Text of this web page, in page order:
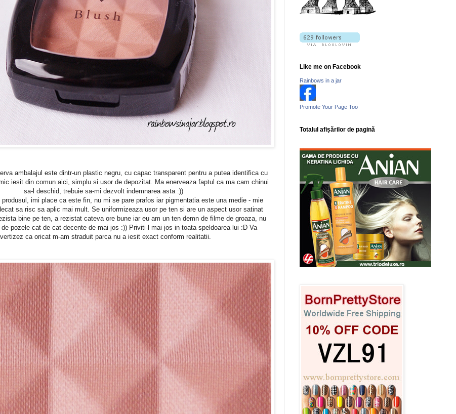
ambalajul este dintr-un plastic negru, cu capac transparent pentru a putea identifica cu
iesit din comun aici, simplu si usor de depozitat. Ma enerveaza faptul ca ma cam chinui
sa-l deschid, trebuie sa-mi dezvolt indemnarea asta :))
imi place ca este fin, nu mi se pare prafos iar pigmentatia este una medie - mie
sa risc sa aplic mai mult. Se uniformizeaza usor pe ten si are un aspect usor satinat
bine pe ten, a rezistat cateva ore bune iar eu am un ten demn de filme de groaza, nu
pozele cat de cat decente de mai jos :)) Priviti-l mai jos in toata speldoarea lui :D Va
ca oricat m-am straduit parca nu a iesit exact conform realitatii.
Like me on Facebook
Rainbows in a jar
Promote Your Page Too
Totalul afișărilor de pagină